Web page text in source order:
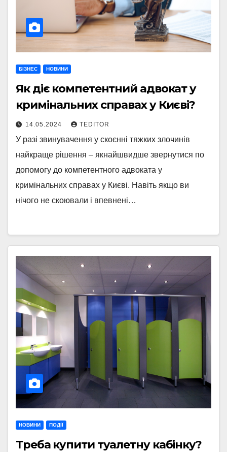
БІЗНЕС НОВИНИ
Як діє компетентний адвокат у
кримінальних справах у Києві?
14.05.2024 TEDITOR
У разі звинувачення у скоєнні тяжких злочинів
найкраще рішення – якнайшвидше звернутися по
допомогу до компетентного адвоката у
кримінальних справах у Києві. Навіть якщо ви
нічого не скоювали і впевнені…
НОВИНИ ПОДІЇ
Треба купити туалетну кабінку?